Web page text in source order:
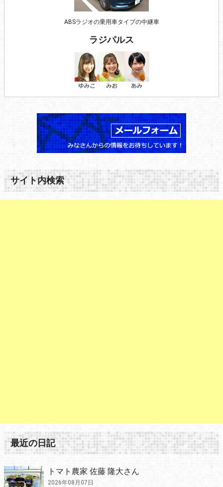
ABSラジオの乗用車タイプの中継車
ラジパルス
サイト内検索
最近の日記
トマト農家 佐藤 隆大さん
2026年08月07日